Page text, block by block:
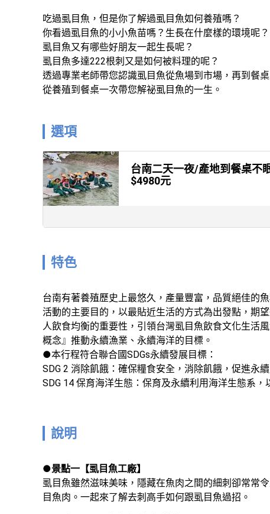
吃過虱目魚，但是你了解過虱目魚如何養殖嗎？
你看過虱目魚的小小魚苗嗎？生長在什麼樣的環境呢？
虱目魚又有哪些好朋友一起生長呢？
虱目魚多達222根刺又是如何被料理的呢？
透過專業老師帶您認識虱目魚從魚場到市場，再到餐桌
從養殖到餐桌一次帶您解祕虱目魚的一生。
選項
台南二天一夜/產地到餐桌不
$4980元
特色
台南有著養殖歷史上最悠久，產量豐富，品質絕佳的
活動的主要目的，以最貼近生活的方式為出發點，期
人飲食均衡的重要性，引領台灣虱目魚飲食文化生活
概念』推動永續漁業、永續海洋的目標。
●本行程符合聯合國SDGs永續發展目標：
SDG 2 消除飢餓：確保糧食安全，消除飢餓，促進永續
SDG 14 保育海洋生態：保育及永續利用海洋生態系
說明
●景點一【虱目魚工廠】
虱目魚雖然滋味美味，隱藏在魚肉之間的細刺卻常常
目魚肉。一起來了解去刺高手如何跟虱目魚過招。